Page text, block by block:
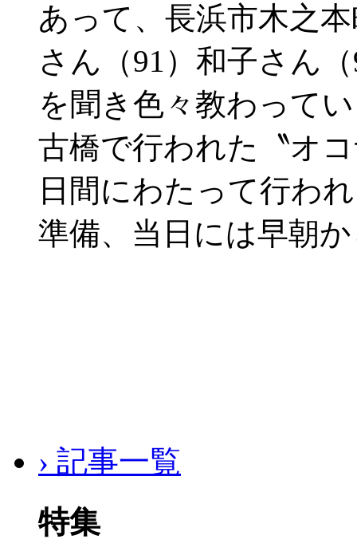
あって、長浜市木之
さん（91）和子さん
を聞き色々教わって
古橋で行われた〝オ
日間にわたって行わ
準備、当日には早
› 記事一覧
特集